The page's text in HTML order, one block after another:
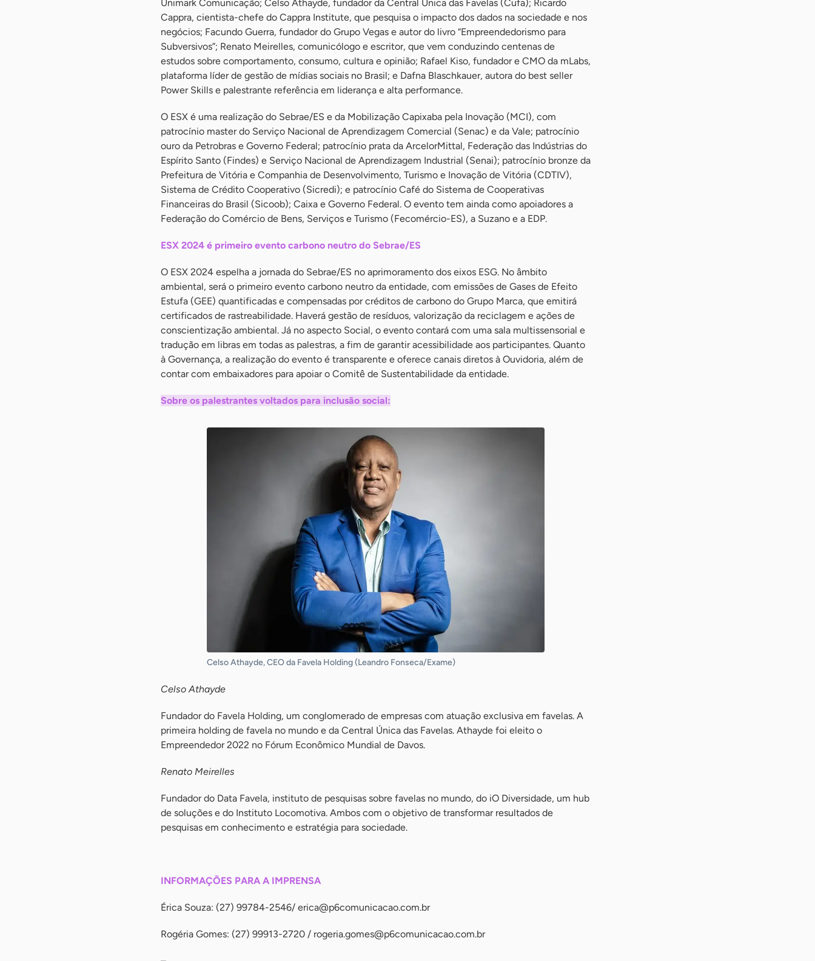
Unimark Comunicação; Celso Athayde, fundador da Central Única das Favelas (Cufa); Ricardo
Cappra, cientista-chefe do Cappra Institute, que pesquisa o impacto dos dados na sociedade e nos
negócios; Facundo Guerra, fundador do Grupo Vegas e autor do livro “Empreendedorismo para
Subversivos”; Renato Meirelles, comunicólogo e escritor, que vem conduzindo centenas de
estudos sobre comportamento, consumo, cultura e opinião; Rafael Kiso, fundador e CMO da mLabs,
plataforma líder de gestão de mídias sociais no Brasil; e Dafna Blaschkauer, autora do best seller
Power Skills e palestrante referência em liderança e alta performance.
O ESX é uma realização do Sebrae/ES e da Mobilização Capixaba pela Inovação (MCI), com
patrocínio master do Serviço Nacional de Aprendizagem Comercial (Senac) e da Vale; patrocínio
ouro da Petrobras e Governo Federal; patrocínio prata da ArcelorMittal, Federação das Indústrias do
Espírito Santo (Findes) e Serviço Nacional de Aprendizagem Industrial (Senai); patrocínio bronze da
Prefeitura de Vitória e Companhia de Desenvolvimento, Turismo e Inovação de Vitória (CDTIV),
Sistema de Crédito Cooperativo (Sicredi); e patrocínio Café do Sistema de Cooperativas
Financeiras do Brasil (Sicoob); Caixa e Governo Federal. O evento tem ainda como apoiadores a
Federação do Comércio de Bens, Serviços e Turismo (Fecomércio-ES), a Suzano e a EDP.
ESX 2024 é primeiro evento carbono neutro do Sebrae/ES
O ESX 2024 espelha a jornada do Sebrae/ES no aprimoramento dos eixos ESG. No âmbito
ambiental, será o primeiro evento carbono neutro da entidade, com emissões de Gases de Efeito
Estufa (GEE) quantificadas e compensadas por créditos de carbono do Grupo Marca, que emitirá
certificados de rastreabilidade. Haverá gestão de resíduos, valorização da reciclagem e ações de
conscientização ambiental. Já no aspecto Social, o evento contará com uma sala multissensorial e
tradução em libras em todas as palestras, a fim de garantir acessibilidade aos participantes. Quanto
à Governança, a realização do evento é transparente e oferece canais diretos à Ouvidoria, além de
contar com embaixadores para apoiar o Comitê de Sustentabilidade da entidade.
Sobre os palestrantes voltados para inclusão social:
Celso Athayde, CEO da Favela Holding (Leandro Fonseca/Exame)
Celso Athayde
Fundador do Favela Holding, um conglomerado de empresas com atuação exclusiva em favelas. A
primeira holding de favela no mundo e da Central Única das Favelas. Athayde foi eleito o
Empreendedor 2022 no Fórum Econômico Mundial de Davos.
Renato Meirelles
Fundador do Data Favela, instituto de pesquisas sobre favelas no mundo, do iO Diversidade, um hub
de soluções e do Instituto Locomotiva. Ambos com o objetivo de transformar resultados de
pesquisas em conhecimento e estratégia para sociedade.
INFORMAÇÕES PARA A IMPRENSA
Érica Souza: (27) 99784-2546/ erica@p6comunicacao.com.br
Rogéria Gomes: (27) 99913-2720 / rogeria.gomes@p6comunicacao.com.br